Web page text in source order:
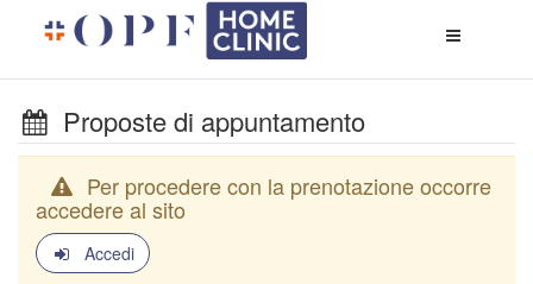
di
Proposte di appuntamento
Per procedere con la prenotazione occorre
accedere al sito
Accedi